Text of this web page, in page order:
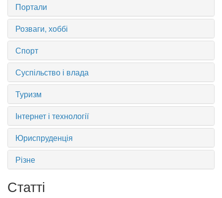
Портали
Розваги, хоббі
Спорт
Суспільство і влада
Туризм
Інтернет і технології
Юриспруденція
Різне
Статті